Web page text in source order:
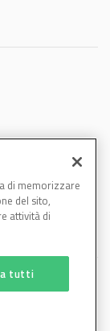
di memorizzare
del sito,
attività di
tutti